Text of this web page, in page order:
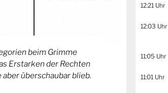
beim Grimme
Erstarken der Rechten
überschaubar blieb.
12:21 Uhr
12:03 Uhr
11:05 Uhr
11:01 Uhr